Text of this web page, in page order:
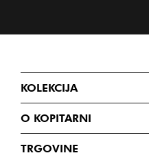
KOLEKCIJA
O KOPITARNI
TRGOVINE